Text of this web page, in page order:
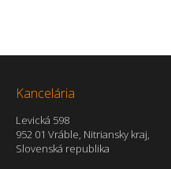
Kancelária
Levická 598
952 01 Vráble, Nitriansky kraj,
Slovenská republika